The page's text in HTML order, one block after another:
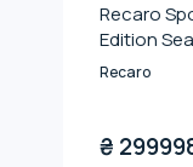
Recaro
Edition
Recaro
₴